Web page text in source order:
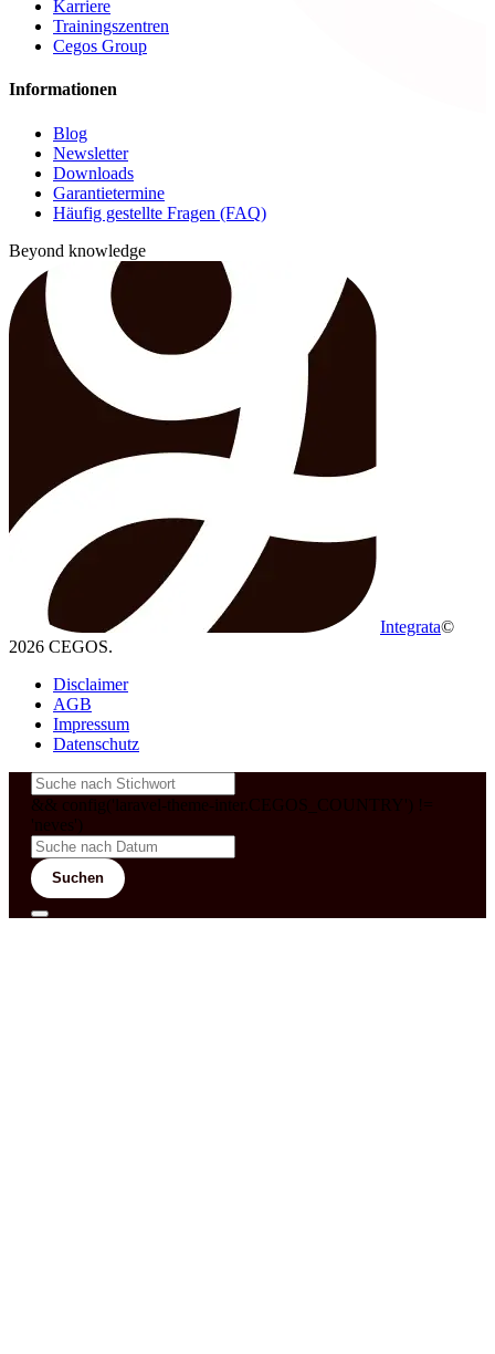
Karriere
Trainingszentren
Cegos Group
Informationen
Blog
Newsletter
Downloads
Garantietermine
Häufig gestellte Fragen (FAQ)
Beyond knowledge
Integrata©
2026 CEGOS.
Disclaimer
AGB
Impressum
Datenschutz
&& config('laravel-theme-inter.CEGOS_COUNTRY') !=
'neves')
Suchen